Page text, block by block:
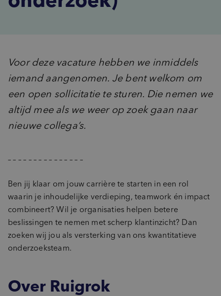
Product-ontwikkeling
Doelgroepinzichten
(Potentiële) doelgroepen
psychology_alt Behoeften
record_voice_over Opinieonderzoek
cast_for_educationMasterclass
Voor deze vacature hebben we inmiddels
iemand aangenomen. Je bent welkom om
een open sollicitatie te sturen. Die nemen we
altijd mee als we weer op zoek gaan naar
nieuwe collega’s.
– – – – – – – – – – – – – – –
Ben jij klaar om jouw carrière te starten in een rol
waarin je inhoudelijke verdieping, teamwork én impact
combineert? Wil je organisaties helpen betere
beslissingen te nemen met scherp klantinzicht? Dan
zoeken wij jou als versterking van ons kwantitatieve
onderzoeksteam.
Over Ruigrok